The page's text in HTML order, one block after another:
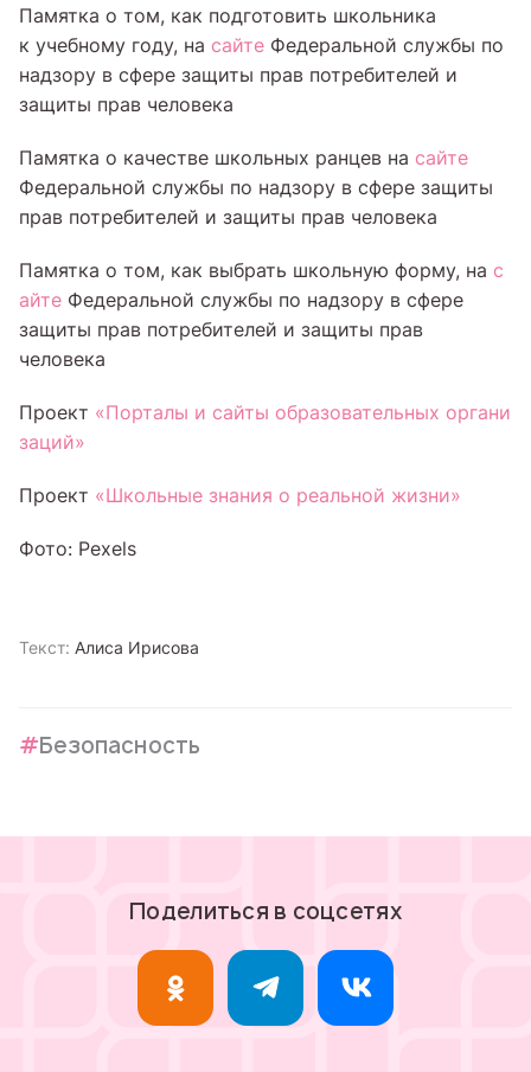
Памятка о том, как подготовить школьника
к учебному году, на сайте Федеральной службы по
надзору в сфере защиты прав потребителей и
защиты прав человека
Памятка о качестве школьных ранцев на сайте
Федеральной службы по надзору в сфере защиты
прав потребителей и защиты прав человека
Памятка о том, как выбрать школьную форму, на с
айте Федеральной службы по надзору в сфере
защиты прав потребителей и защиты прав
человека
Проект «Порталы и сайты образовательных органи
заций»
Проект «Школьные знания о реальной жизни»
Фото: Pexels
Текст: Алиса Ирисова
Безопасность
Поделиться в соцсетях